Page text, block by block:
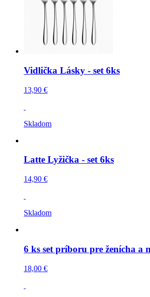
Vidlička Lásky - set 6ks
13,90 €
Skladom
Latte Lyžička - set 6ks
14,90 €
Skladom
6 ks set príboru pre ženícha a
18,00 €